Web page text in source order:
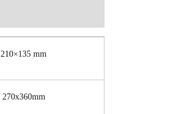
210×135 mm
270x360mm